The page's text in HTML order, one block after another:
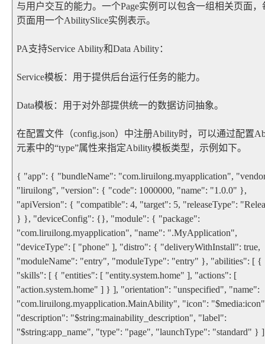
与用户交互的能力。一个Page实例可以包含一组相关页面，
页面用一个AbilitySlice实例表示。
PA支持Service Ability和Data Ability：
Service模板：用于提供后台运行任务的能力。
Data模板：用于对外部提供统一的数据访问抽象。
在配置文件（config.json）中注册Ability时，可以通过配置
元素中的“type”属性来指定Ability模板类型，示例如下。
{ "app": { "bundleName": "com.liruilong.myapplication",
"liruilong", "version": { "code": 1000000, "name": "1.0.0" },
"apiVersion": { "compatible": 4, "target": 5, "releaseType":
} }, "deviceConfig": {}, "module": { "package":
"com.liruilong.myapplication", "name": ".MyApplication",
"deviceType": [ "phone" ], "distro": { "deliveryWithInstall": true,
"moduleName": "entry", "moduleType": "entry" }, "abilities": [ {
"skills": [ { "entities": [ "entity.system.home" ], "actions": [
"action.system.home" ] } ], "orientation": "unspecified", "name":
"com.liruilong.myapplication.MainAbility", "icon":
"description": "$string:mainability_description", "label":
"$string:app_name", "type": "page", "launchType": "standard" }